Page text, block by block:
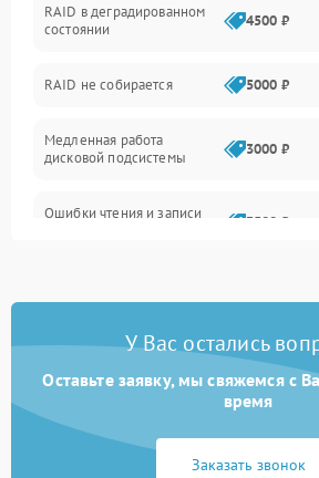
Контроллеры и интерфейсы
Виртуализация и сервисы
Программные сбои
Общие поломки
Система охлаждения
RAID в деградированном
состоянии
4500 ₽
RAID не собирается 5000 ₽
Медленная работа
дисковой подсистемы
3000 ₽
Ошибки чтения и записи
3500 ₽
У Вас остались
Оставьте заявку, мы свяжемся с
время
Заказать звонок